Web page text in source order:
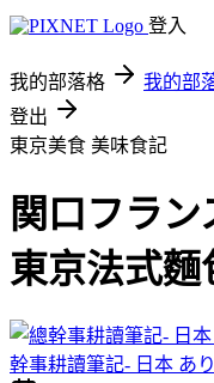
登入
我的部落格 我的部
登出
東京美食 美味食記
関口フラ
東京法式麵
幹事耕讀筆記- 日本 あ